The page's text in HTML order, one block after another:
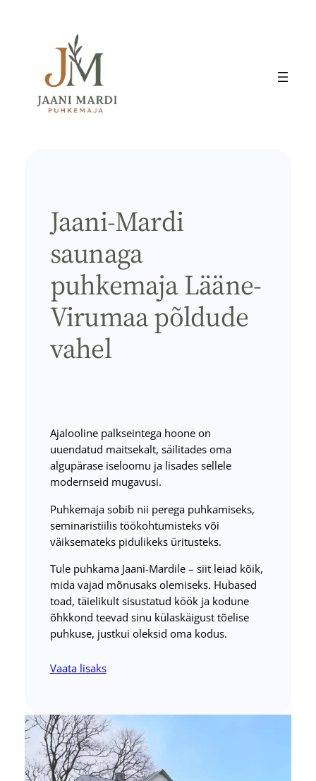
Jaani-Mardi
saunaga
puhkemaja Lääne-
Virumaa põldude
vahel
Ajalooline palkseintega hoone on
uuendatud maitsekalt, säilitades oma
algupärase iseloomu ja lisades sellele
modernseid mugavusi.
Puhkemaja sobib nii perega puhkamiseks,
seminaristiilis töökohtumisteks või
väiksemateks pidulikeks üritusteks.
Tule puhkama Jaani-Mardile – siit leiad kõik,
mida vajad mõnusaks olemiseks. Hubased
toad, täielikult sisustatud köök ja kodune
õhkkond teevad sinu külaskäigust tõelise
puhkuse, justkui oleksid oma kodus.
Vaata lisaks